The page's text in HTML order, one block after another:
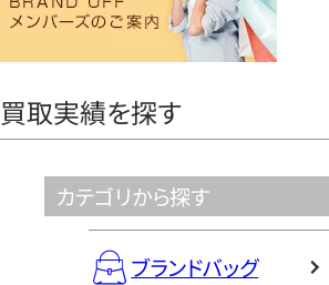
ヤ
買取実績を探す
カテゴリから探す
ブランドバッグ